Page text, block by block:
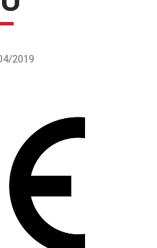
2019